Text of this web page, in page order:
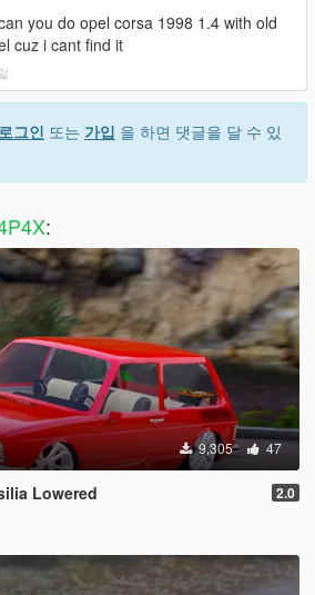
you do opel corsa 1998 1.4 with old
cuz i cant find it
로그인 또는 가입 을 하면 댓글을 달 수 있
:
9,305 47
Lowered 2.0